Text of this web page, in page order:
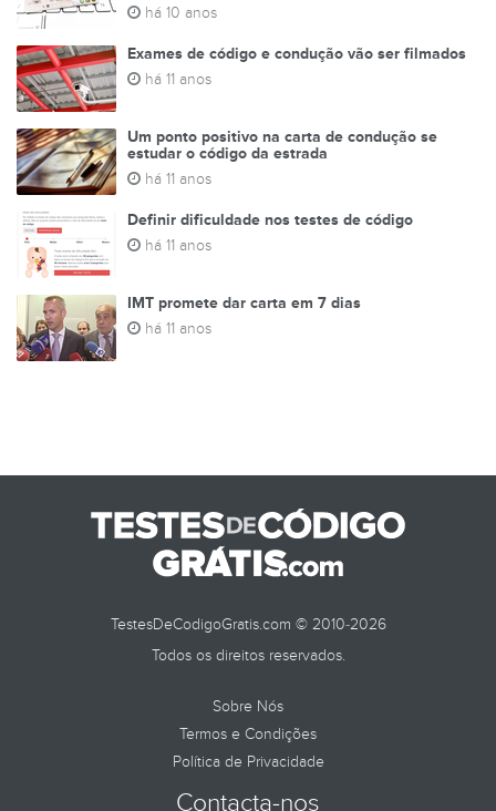
há 10 anos
Exames de código e condução vão ser filmados
há 11 anos
Um ponto positivo na carta de condução se
estudar o código da estrada
há 11 anos
Definir dificuldade nos testes de código
há 11 anos
IMT promete dar carta em 7 dias
há 11 anos
TestesDeCodigoGratis.com © 2010-2026
Todos os direitos reservados.
Sobre Nós
Termos e Condições
Política de Privacidade
Contacta-nos